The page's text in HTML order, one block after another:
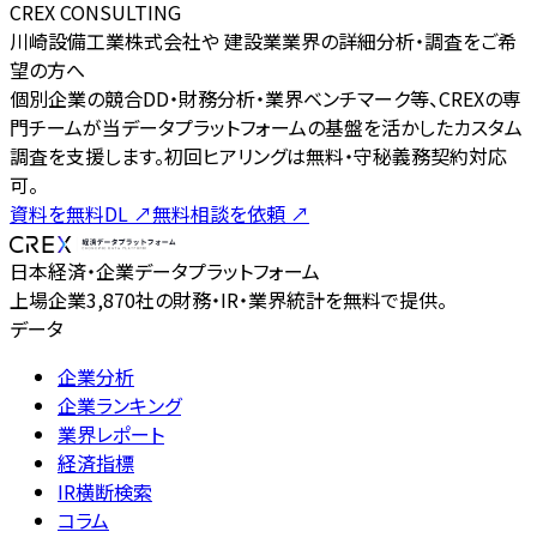
CREX CONSULTING
川崎設備工業株式会社や 建設業業界の詳細分析・調査をご希
望の方へ
個別企業の競合DD・財務分析・業界ベンチマーク等、CREXの専
門チームが当データプラットフォームの基盤を活かしたカスタム
調査を支援します。初回ヒアリングは無料・守秘義務契約対応
可。
資料を無料DL ↗無料相談を依頼 ↗
日本経済・企業データプラットフォーム
上場企業3,870社の財務・IR・業界統計を無料で提供。
データ
企業分析
企業ランキング
業界レポート
経済指標
IR横断検索
コラム